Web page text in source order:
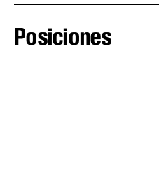
Posiciones